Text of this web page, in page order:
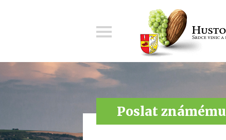
Poslat známému